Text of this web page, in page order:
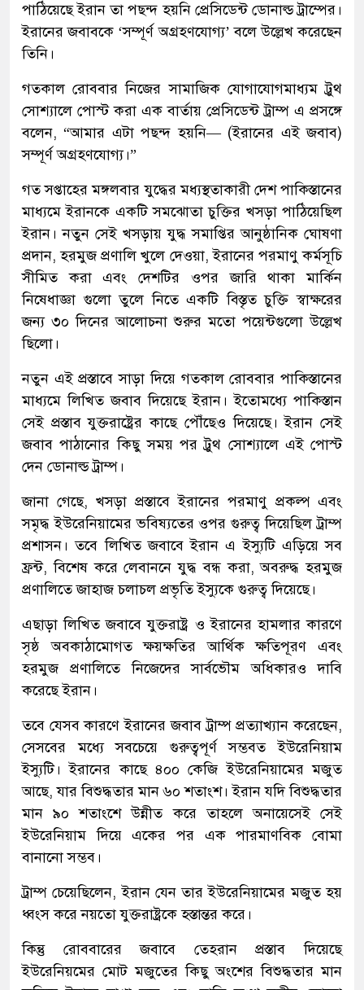
পাঠিয়েছে ইরান তা পছন্দ হয়নি প্রেসিডেন্ট ডোনাল্ড ট্রাম্পের।
ইরানের জবাবকে ‘সম্পূর্ণ অগ্রহণযোগ্য’ বলে উল্লেখ করেছেন
তিনি।
গতকাল রোববার নিজের সামাজিক যোগাযোগমাধ্যম ট্রুথ
সোশ্যালে পোস্ট করা এক বার্তায় প্রেসিডেন্ট ট্রাম্প এ প্রসঙ্গে
বলেন, “আমার এটা পছন্দ হয়নি— (ইরানের এই জবাব)
সম্পূর্ণ অগ্রহণযোগ্য।”
গত সপ্তাহের মঙ্গলবার যুদ্ধের মধ্যস্থতাকারী দেশ পাকিস্তানের
মাধ্যমে ইরানকে একটি সমঝোতা চুক্তির খসড়া পাঠিয়েছিল
ইরান। নতুন সেই খসড়ায় যুদ্ধ সমাপ্তির আনুষ্ঠানিক ঘোষণা
প্রদান, হরমুজ প্রণালি খুলে দেওয়া, ইরানের পরমাণু কর্মসূচি
সীমিত করা এবং দেশটির ওপর জারি থাকা মার্কিন
নিষেধাজ্ঞা গুলো তুলে নিতে একটি বিস্তৃত চুক্তি স্বাক্ষরের
জন্য ৩০ দিনের আলোচনা শুরুর মতো পয়েন্টগুলো উল্লেখ
ছিলো।
নতুন এই প্রস্তাবে সাড়া দিয়ে গতকাল রোববার পাকিস্তানের
মাধ্যমে লিখিত জবাব দিয়েছে ইরান। ইতোমধ্যে পাকিস্তান
সেই প্রস্তাব যুক্তরাষ্ট্রের কাছে পৌঁছেও দিয়েছে। ইরান সেই
জবাব পাঠানোর কিছু সময় পর ট্রুথ সোশ্যালে এই পোস্ট
দেন ডোনাল্ড ট্রাম্প।
জানা গেছে, খসড়া প্রস্তাবে ইরানের পরমাণু প্রকল্প এবং
সমৃদ্ধ ইউরেনিয়ামের ভবিষ্যতের ওপর গুরুত্ব দিয়েছিল ট্রাম্প
প্রশাসন। তবে লিখিত জবাবে ইরান এ ইস্যুটি এড়িয়ে সব
ফ্রন্ট, বিশেষ করে লেবাননে যুদ্ধ বন্ধ করা, অবরুদ্ধ হরমুজ
প্রণালিতে জাহাজ চলাচল প্রভৃতি ইস্যুকে গুরুত্ব দিয়েছে।
এছাড়া লিখিত জবাবে যুক্তরাষ্ট্র ও ইরানের হামলার কারণে
সৃষ্ঠ অবকাঠামোগত ক্ষয়ক্ষতির আর্থিক ক্ষতিপূরণ এবং
হরমুজ প্রণালিতে নিজেদের সার্বভৌম অধিকারও দাবি
করেছে ইরান।
তবে যেসব কারণে ইরানের জবাব ট্রাম্প প্রত্যাখ্যান করেছেন,
সেসবের মধ্যে সবচেয়ে গুরুত্বপূর্ণ সম্ভবত ইউরেনিয়াম
ইস্যুটি। ইরানের কাছে ৪০০ কেজি ইউরেনিয়ামের মজুত
আছে, যার বিশুদ্ধতার মান ৬০ শতাংশ। ইরান যদি বিশুদ্ধতার
মান ৯০ শতাংশে উন্নীত করে তাহলে অনায়েসেই সেই
ইউরেনিয়াম দিয়ে একের পর এক পারমাণবিক বোমা
বানানো সম্ভব।
ট্রাম্প চেয়েছিলেন, ইরান যেন তার ইউরেনিয়ামের মজুত হয়
ধ্বংস করে নয়তো যুক্তরাষ্ট্রকে হস্তান্তর করে।
কিন্তু রোববারের জবাবে তেহরান প্রস্তাব দিয়েছে
ইউরেনিয়মের মোট মজুতের কিছু অংশের বিশুদ্ধতার মান